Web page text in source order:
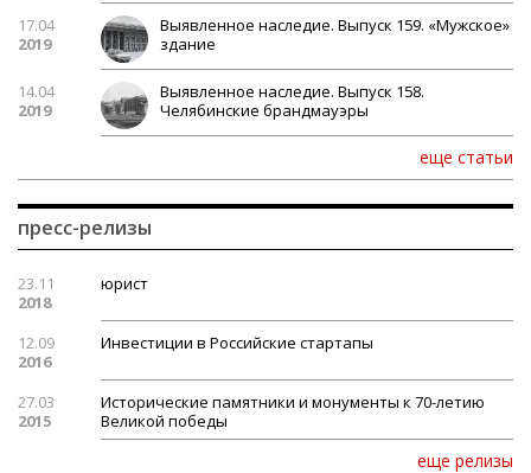
17.04
2019
Выявленное наследие. Выпуск 159. «Мужское»
здание
14.04
2019
Выявленное наследие. Выпуск 158.
Челябинские брандмауэры
еще статьи
пресс-релизы
23.11
2018
юрист
12.09
2016
Инвестиции в Российские стартапы
27.03
2015
Исторические памятники и монументы к 70-летию
Великой победы
еще релизы